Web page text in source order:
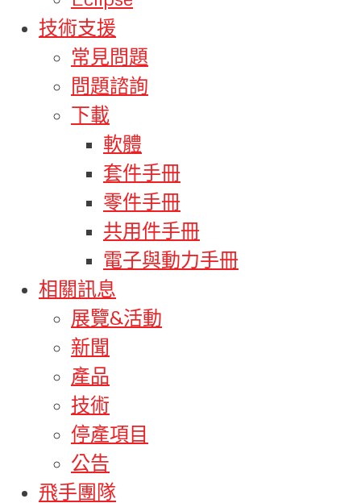
技術支援
常見問題
問題諮詢
下載
軟體
套件手冊
零件手冊
共用件手冊
電子與動力手冊
相關訊息
展覽&活動
新聞
產品
技術
停產項目
公告
飛手團隊